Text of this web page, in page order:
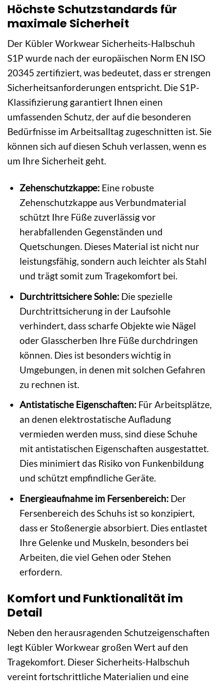
Höchste Schutzstandards für
maximale Sicherheit
Der Kübler Workwear Sicherheits-Halbschuh
S1P wurde nach der europäischen Norm EN ISO
20345 zertifiziert, was bedeutet, dass er strengen
Sicherheitsanforderungen entspricht. Die S1P-
Klassifizierung garantiert Ihnen einen
umfassenden Schutz, der auf die besonderen
Bedürfnisse im Arbeitsalltag zugeschnitten ist. Sie
können sich auf diesen Schuh verlassen, wenn es
um Ihre Sicherheit geht.
Zehenschutzkappe:Eine robuste
Zehenschutzkappe aus Verbundmaterial
schützt Ihre Füße zuverlässig vor
herabfallenden Gegenständen und
Quetschungen. Dieses Material ist nicht nur
leistungsfähig, sondern auch leichter als Stahl
und trägt somit zum Tragekomfort bei.
Durchtrittsichere Sohle:Die spezielle
Durchtrittsicherung in der Laufsohle
verhindert, dass scharfe Objekte wie Nägel
oder Glasscherben Ihre Füße durchdringen
können. Dies ist besonders wichtig in
Umgebungen, in denen mit solchen Gefahren
zu rechnen ist.
Antistatische Eigenschaften:Für Arbeitsplätze,
an denen elektrostatische Aufladung
vermieden werden muss, sind diese Schuhe
mit antistatischen Eigenschaften ausgestattet.
Dies minimiert das Risiko von Funkenbildung
und schützt empfindliche Geräte.
Energieaufnahme im Fersenbereich:Der
Fersenbereich des Schuhs ist so konzipiert,
dass er Stoßenergie absorbiert. Dies entlastet
Ihre Gelenke und Muskeln, besonders bei
Arbeiten, die viel Gehen oder Stehen
erfordern.
Komfort und Funktionalität im
Detail
Neben den herausragenden Schutzeigenschaften
legt Kübler Workwear großen Wert auf den
Tragekomfort. Dieser Sicherheits-Halbschuh
vereint fortschrittliche Materialien und eine